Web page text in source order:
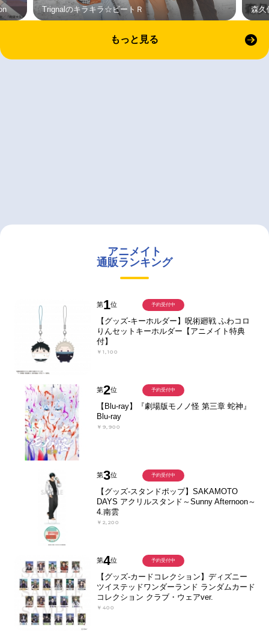
Trignalのキラキラ☆ビートＲ 森久
もっと見る
アニメイト
通販ランキング
第1位
【グッズ-キーホルダー】呪術廻戦 ふわコロ
りんセットキーホルダー【アニメイト特典
付】
￥1,100
予約受付中
第2位
【Blu-ray】『劇場版モノノ怪 第三章 蛇神』
Blu-ray
￥9,900
予約受付中
第3位
【グッズ-スタンドポップ】SAKAMOTO
DAYS アクリルスタンド～Sunny Afternoon～
4.南雲
￥2,200
予約受付中
第4位
【グッズ-カードコレクション】ディズニー
ツイステッドワンダーランド ランダムカード
コレクション クラブ・ウェアver.
￥400
予約受付中